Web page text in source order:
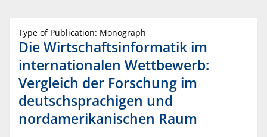
Type of Publication: Monograph
Die Wirtschaftsinformatik im
internationalen Wettbewerb:
Vergleich der Forschung im
deutschsprachigen und
nordamerikanischen Raum